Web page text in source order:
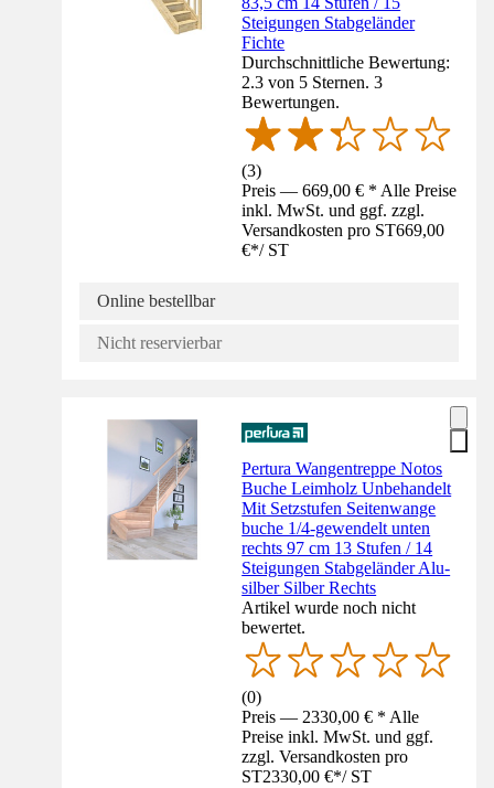
Steigungen Stabgeländer
Fichte
Durchschnittliche Bewertung:
2.3 von 5 Sternen. 3
Bewertungen.
(3)
Preis — 669,00 € * Alle Preise
inkl. MwSt. und ggf. zzgl.
Versandkosten pro ST669,00
€*/ ST
Online bestellbar
Nicht reservierbar
Pertura Wangentreppe Notos
Buche Leimholz Unbehandelt
Mit Setzstufen Seitenwange
buche 1/4-gewendelt unten
rechts 97 cm 13 Stufen / 14
Steigungen Stabgeländer Alu-
silber Silber Rechts
Artikel wurde noch nicht
bewertet.
(0)
Preis — 2330,00 € * Alle
Preise inkl. MwSt. und ggf.
zzgl. Versandkosten pro
ST2330,00 €*/ ST